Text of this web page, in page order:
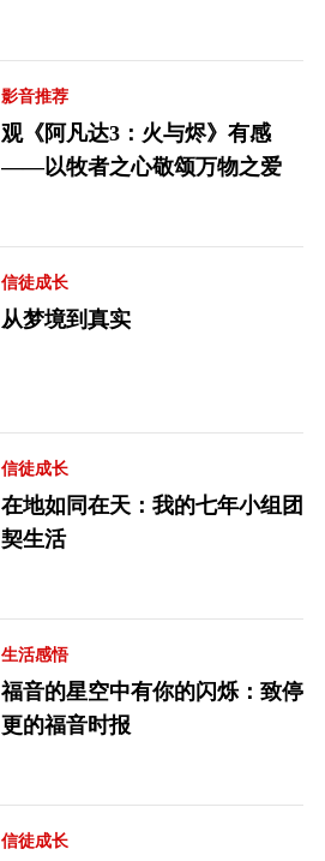
影音推荐
观《阿凡达3：火与烬》有感
——以牧者之心敬颂万物之爱
信徒成长
从梦境到真实
信徒成长
在地如同在天：我的七年小组团
契生活
生活感悟
福音的星空中有你的闪烁：致停
更的福音时报
信徒成长